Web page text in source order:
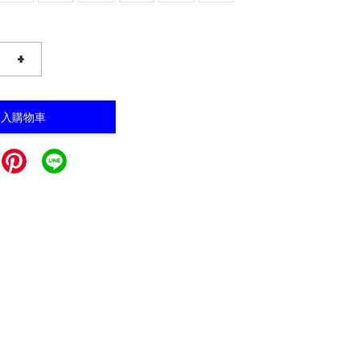
+
購物車